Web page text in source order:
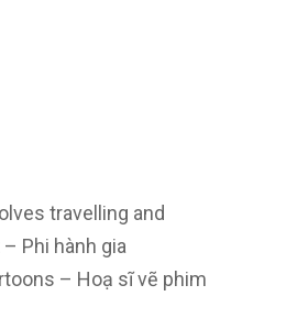
travelling and
– Phi hành gia
– Hoạ sĩ vẽ phim